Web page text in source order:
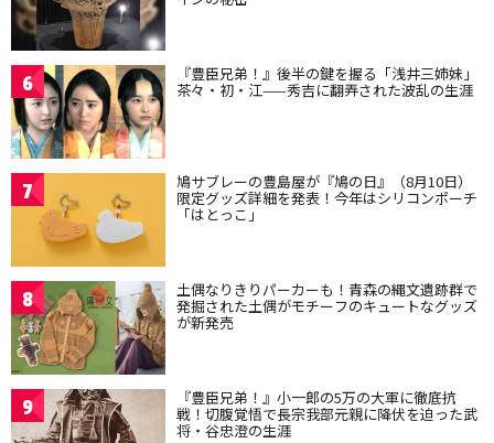
6 『豊臣兄弟！』後半の鍵を握る「浅井三姉妹」
茶々・初・江——秀吉に翻弄された波乱の生涯
7 鳩サブレーの豊島屋が『鳩の日』（8月10日）
限定グッズ詳細を発表！今年はシリコンポーチ
「はとっこ」
8 土偶なりきりパーカーも！青森の縄文遺跡群で
発掘された土偶がモチーフのキュートなグッズ
が新発売
9 『豊臣兄弟！』小一郎の5万の大軍に徹底抗
戦！切腹覚悟で長宗我部元親に降伏を迫った武
将・谷忠澄の生涯